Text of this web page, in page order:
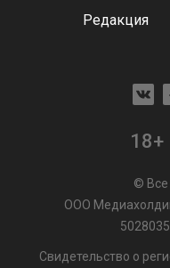
Редакция
18+
©
ООО
Свидетельство о